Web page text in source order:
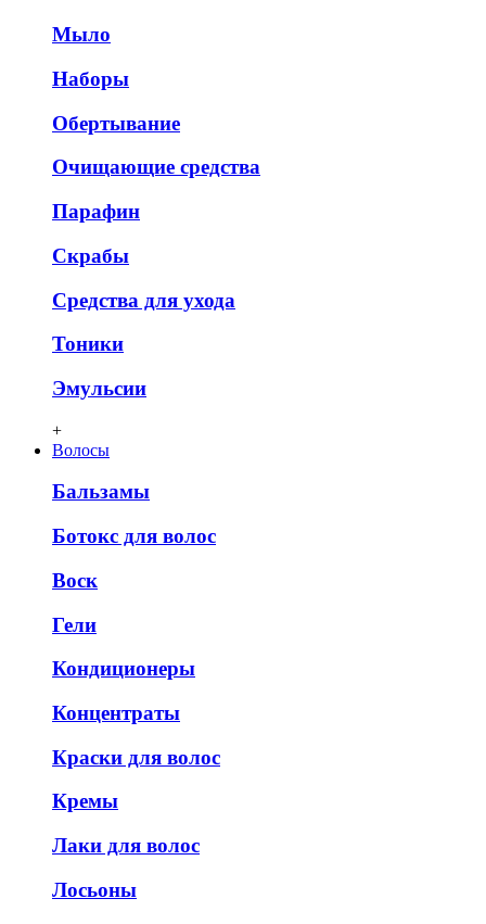
Мыло
Наборы
Обертывание
Очищающие средства
Парафин
Скрабы
Средства для ухода
Тоники
Эмульсии
+
Волосы
Бальзамы
Ботокс для волос
Воск
Гели
Кондиционеры
Концентраты
Краски для волос
Кремы
Лаки для волос
Лосьоны